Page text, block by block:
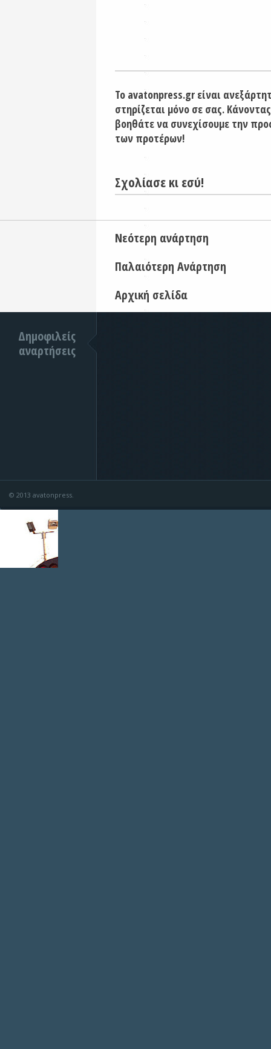
Το avatonpress.gr είναι
στηρίζεται μόνο σε σας.
βοηθάτε να συνεχίσουμε την
των προτέρων!
Σχολίασε κι εσύ!
Νεότερη ανάρτηση
Παλαιότερη Ανάρτηση
Αρχική σελίδα
Δημοφιλείς
αναρτήσεις
© 2013 avatonpress.